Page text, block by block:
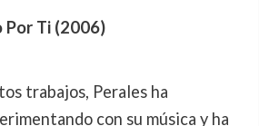
Por Ti (2006)
trabajos, Perales ha
con su música y ha